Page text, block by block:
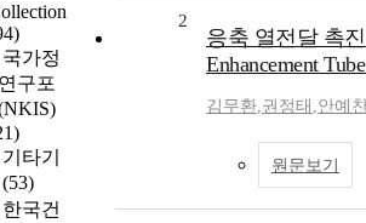
국가정
구포
기타기
(53)
한국건
2
응축 열전달 촉
Enhancement
김무환,권정태 ,안예
원문보기